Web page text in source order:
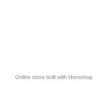
Online store built with Horoshop